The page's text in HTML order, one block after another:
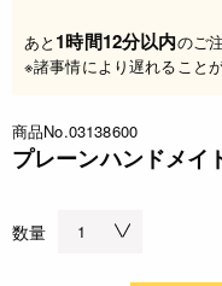
あと 1時間12分以内のご
※諸事情により遅れること
商品No.03138600
プレーンハンドメ
数量